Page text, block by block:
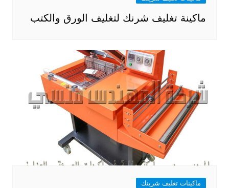
ماكينة تغليف شرنك لتغليف الورق والكتب
ماكينات تغليف شرينك